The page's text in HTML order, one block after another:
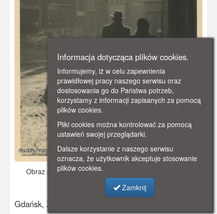
Obraz pochodzi zok. 1940 r.
Wyświetlono: 4250
Gdańsk, Złotników i Św. Ducha
Informacja dotycząca plików cookies.
Informujemy, iż w celu zapewnienia
prawidłowej pracy naszego serwisu oraz
dostosowania go do Państwa potrzeb,
korzystamy z informacji zapisanych za pomocą
plików cookies.
Pliki cookies można kontrolować za pomocą
ustawień swojej przeglądarki.
Dalsze korzystanie z naszego serwisu
oznacza, że użytkownik akceptuje stosowanie
plików cookies.
Zamknij